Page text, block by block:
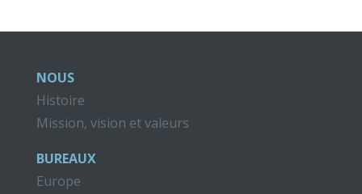
NOUS
Histoire
Mission, vision et valeurs
BUREAUX
Europe